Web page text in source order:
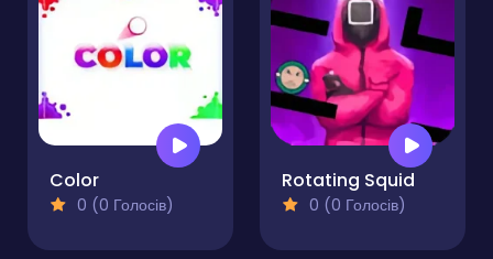
Color
0 (0 Голосів)
Rotating Squid
0 (0 Голосів)